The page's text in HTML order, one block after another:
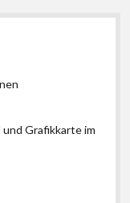
Grafikkarte im